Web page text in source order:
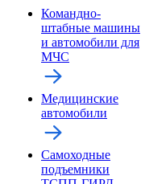
Командно-
штабные машины
и автомобили для
МЧС
Медицинские
автомобили
Самоходные
подъемники